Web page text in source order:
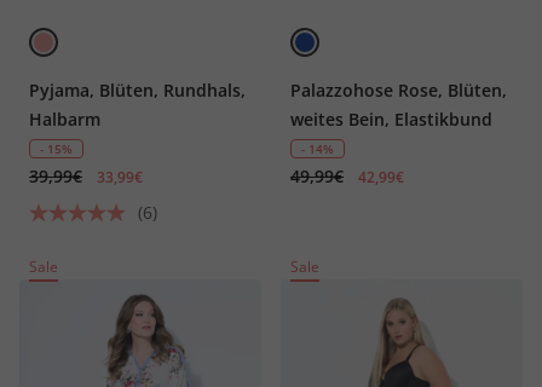
Pyjama, Blüten, Rundhals,
Halbarm
- 15%
39,99€ 33,99€
(6)
Palazzohose Rose, Blüten,
weites Bein, Elastikbund
- 14%
49,99€ 42,99€
Sale Sale